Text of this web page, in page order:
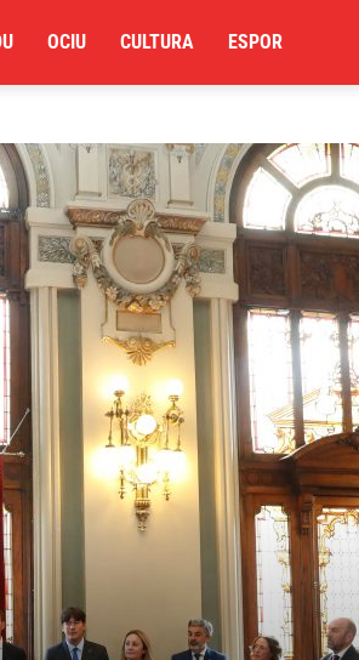
OCIU CULTURA ESPOR